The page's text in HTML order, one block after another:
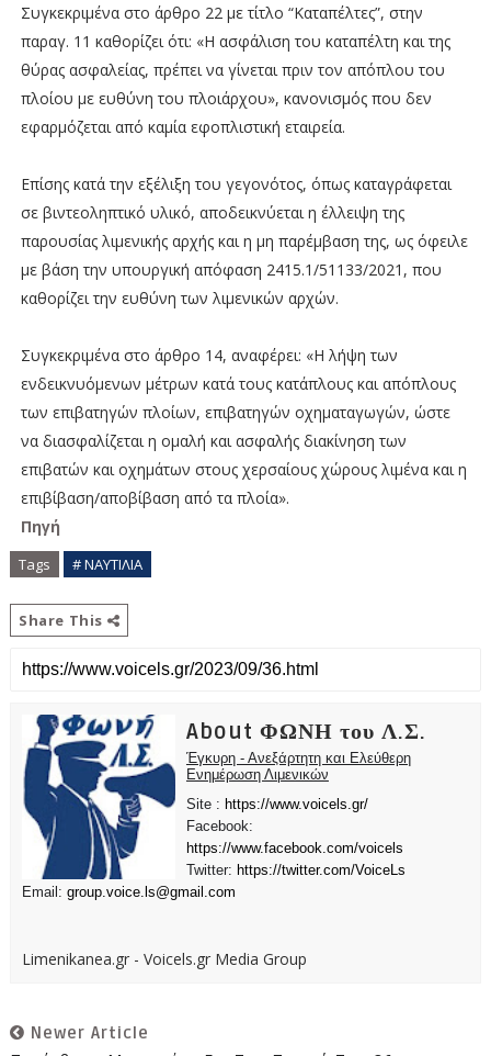
Συγκεκριμένα στο άρθρο 22 με τίτλο “Καταπέλτες”, στην
παραγ. 11 καθορίζει ότι: «Η ασφάλιση του καταπέλτη και της
θύρας ασφαλείας, πρέπει να γίνεται πριν τον απόπλου του
πλοίου με ευθύνη του πλοιάρχου», κανονισμός που δεν
εφαρμόζεται από καμία εφοπλιστική εταιρεία.
Επίσης κατά την εξέλιξη του γεγονότος, όπως καταγράφεται
σε βιντεοληπτικό υλικό, αποδεικνύεται η έλλειψη της
παρουσίας λιμενικής αρχής και η μη παρέμβαση της, ως όφειλε
με βάση την υπουργική απόφαση 2415.1/51133/2021, που
καθορίζει την ευθύνη των λιμενικών αρχών.
Συγκεκριμένα στο άρθρο 14, αναφέρει: «Η λήψη των
ενδεικνυόμενων μέτρων κατά τους κατάπλους και απόπλους
των επιβατηγών πλοίων, επιβατηγών οχηματαγωγών, ώστε
να διασφαλίζεται η ομαλή και ασφαλής διακίνηση των
επιβατών και οχημάτων στους χερσαίους χώρους λιμένα και η
επιβίβαση/αποβίβαση από τα πλοία».
Πηγή
Tags # ΝΑΥΤΙΛΙΑ
Share This
About ΦΩΝΗ του Λ.Σ.
Έγκυρη - Ανεξάρτητη και Ελεύθερη
Ενημέρωση Λιμενικών
Site : https://www.voicels.gr/
Facebook:
https://www.facebook.com/voicels
Twitter: https://twitter.com/VoiceLs
Email: group.voice.ls@gmail.com
Limenikanea.gr - Voicels.gr Media Group
Newer Article